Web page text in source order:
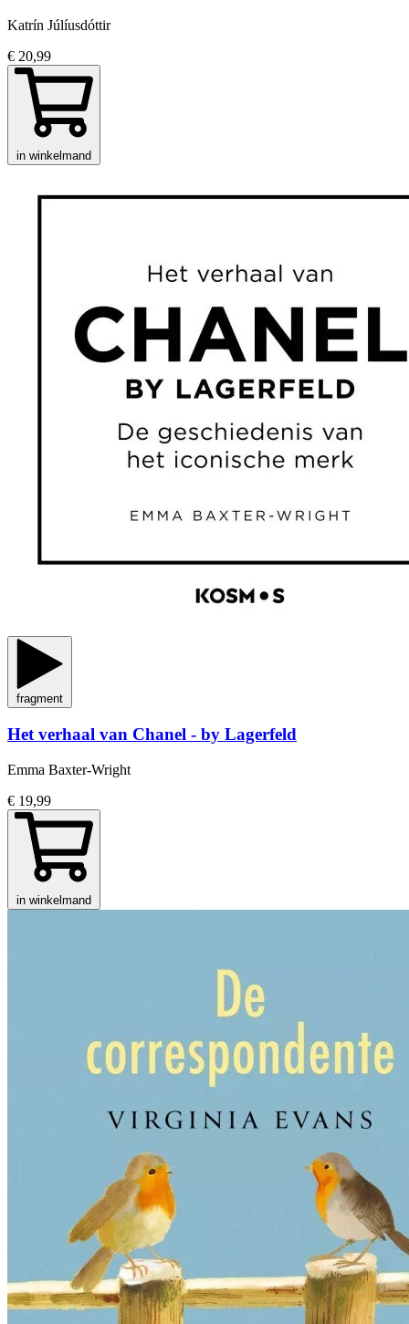
Katrín Júlíusdóttir
€ 20,99
in winkelmand
fragment
Het verhaal van Chanel - by Lagerfeld
Emma Baxter-Wright
€ 19,99
in winkelmand